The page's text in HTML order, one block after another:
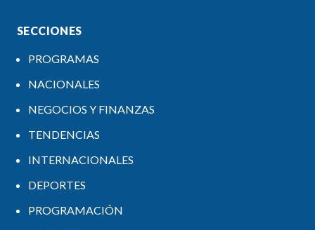
SECCIONES
PROGRAMAS
NACIONALES
NEGOCIOS Y FINANZAS
TENDENCIAS
INTERNACIONALES
DEPORTES
PROGRAMACIÓN